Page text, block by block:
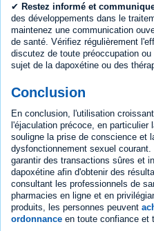
✔ Restez informé et
des développements dans le
maintenez une communication
de santé. Vérifiez régulièrement
discutez de toute préoccupation
sujet de la dapoxétine ou des
Conclusion
En conclusion, l'utilisation
l'éjaculation précoce, en particulier
souligne la prise de conscience et
dysfonctionnement sexuel
garantir des transactions sûres et
dapoxétine afin d'obtenir des
consultant les professionnels de
pharmacies en ligne et en
produits, les personnes peuvent
ordonnance en toute confiance et